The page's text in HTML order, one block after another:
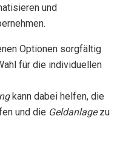
und
Optionen sorgfältig
für die individuellen
kann dabei helfen, die
und die Geldanlagezu